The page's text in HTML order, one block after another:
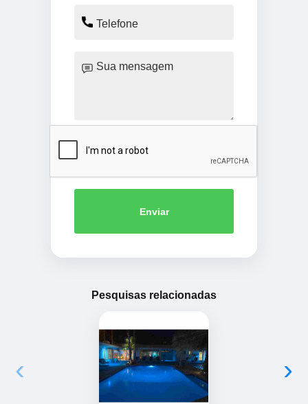
Enviar
Pesquisas relacionadas
‹ ›